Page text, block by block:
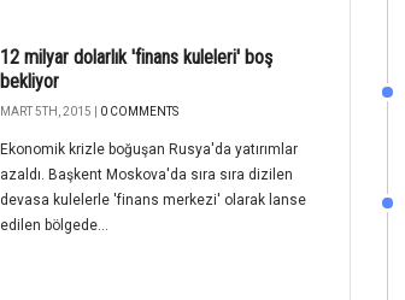
12 milyar dolarlık 'finans kuleleri' boş
bekliyor
MART 5TH, 2015 | 0 COMMENTS
Ekonomik krizle boğuşan Rusya'da yatırımlar
azaldı. Başkent Moskova'da sıra sıra dizilen
devasa kulelerle 'finans merkezi' olarak lanse
edilen bölgede...